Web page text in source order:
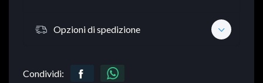
Opzioni di spedizione
Condividi: